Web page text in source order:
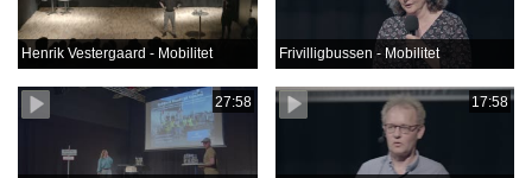
Henrik Vestergaard - Mobilitet Frivilligbussen - Mobilitet
27:58 17:58